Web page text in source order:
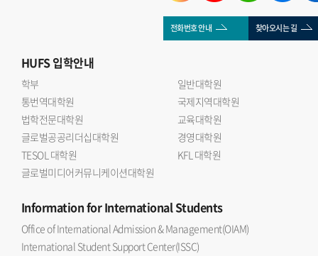
전화번호 안내 찾아오시는 길
HUFS입학안내
학부
일반대학원
통번역대학원
국제지역대학원
법학전문대학원
교육대학원
글로벌공공리더십대학원
경영대학원
TESOL 대학원
KFL 대학원
글로벌미디어커뮤니케이션대학원
Informationfor International Students
Office of International Admission & Management(OIAM)
International Student Support Center(ISSC)